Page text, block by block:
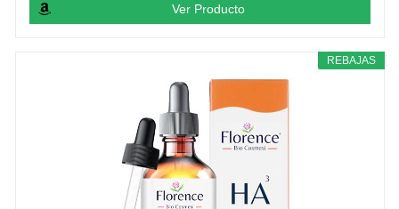
Ver Producto
REBAJAS